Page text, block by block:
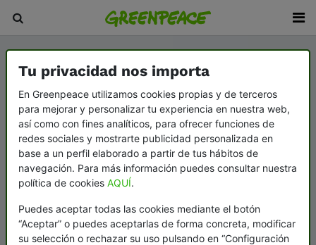
Tu privacidad nos importa
En Greenpeace utilizamos cookies propias y de terceros
para mejorar y personalizar tu experiencia en nuestra web,
así como con fines analíticos, para ofrecer funciones de
redes sociales y mostrarte publicidad personalizada en
base a un perfil elaborado a partir de tus hábitos de
navegación. Para más información puedes consultar nuestra
política de cookies AQUÍ.
Puedes aceptar todas las cookies mediante el botón
“Aceptar” o puedes aceptarlas de forma concreta, modificar
su selección o rechazar su uso pulsando en “Configuración